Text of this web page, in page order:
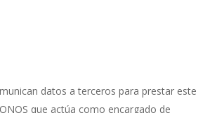
datos a terceros para prestar este
que actúa como encargado de